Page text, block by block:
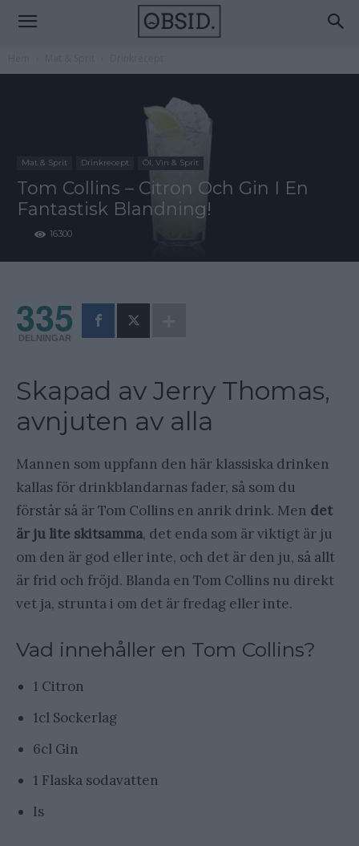
Mat & Sprit Drinkrecept Öl, Vin & Sprit
Tom Collins – Citron Och Gin I En
Fantastisk Blandning!
16300
335
DELNINGAR
Skapad av Jerry Thomas,
avnjuten av alla
Mannen som uppfann den här klassiska drinken
kallas för drinkblandarnas fader, så som du
förstår så är Tom Collins en anrik drink. Men det
är ju lite skitsamma, det enda som är viktigt är ju
om den är god eller inte, och det är den ju, så allt
är frid och fröjd. Blanda en Tom Collins nu direkt
vet ja, strunta i om det är fredag eller inte.
Vad innehåller en Tom Collins?
1 Citron
1cl Sockerlag
6cl Gin
1 Flaska sodavatten
Is